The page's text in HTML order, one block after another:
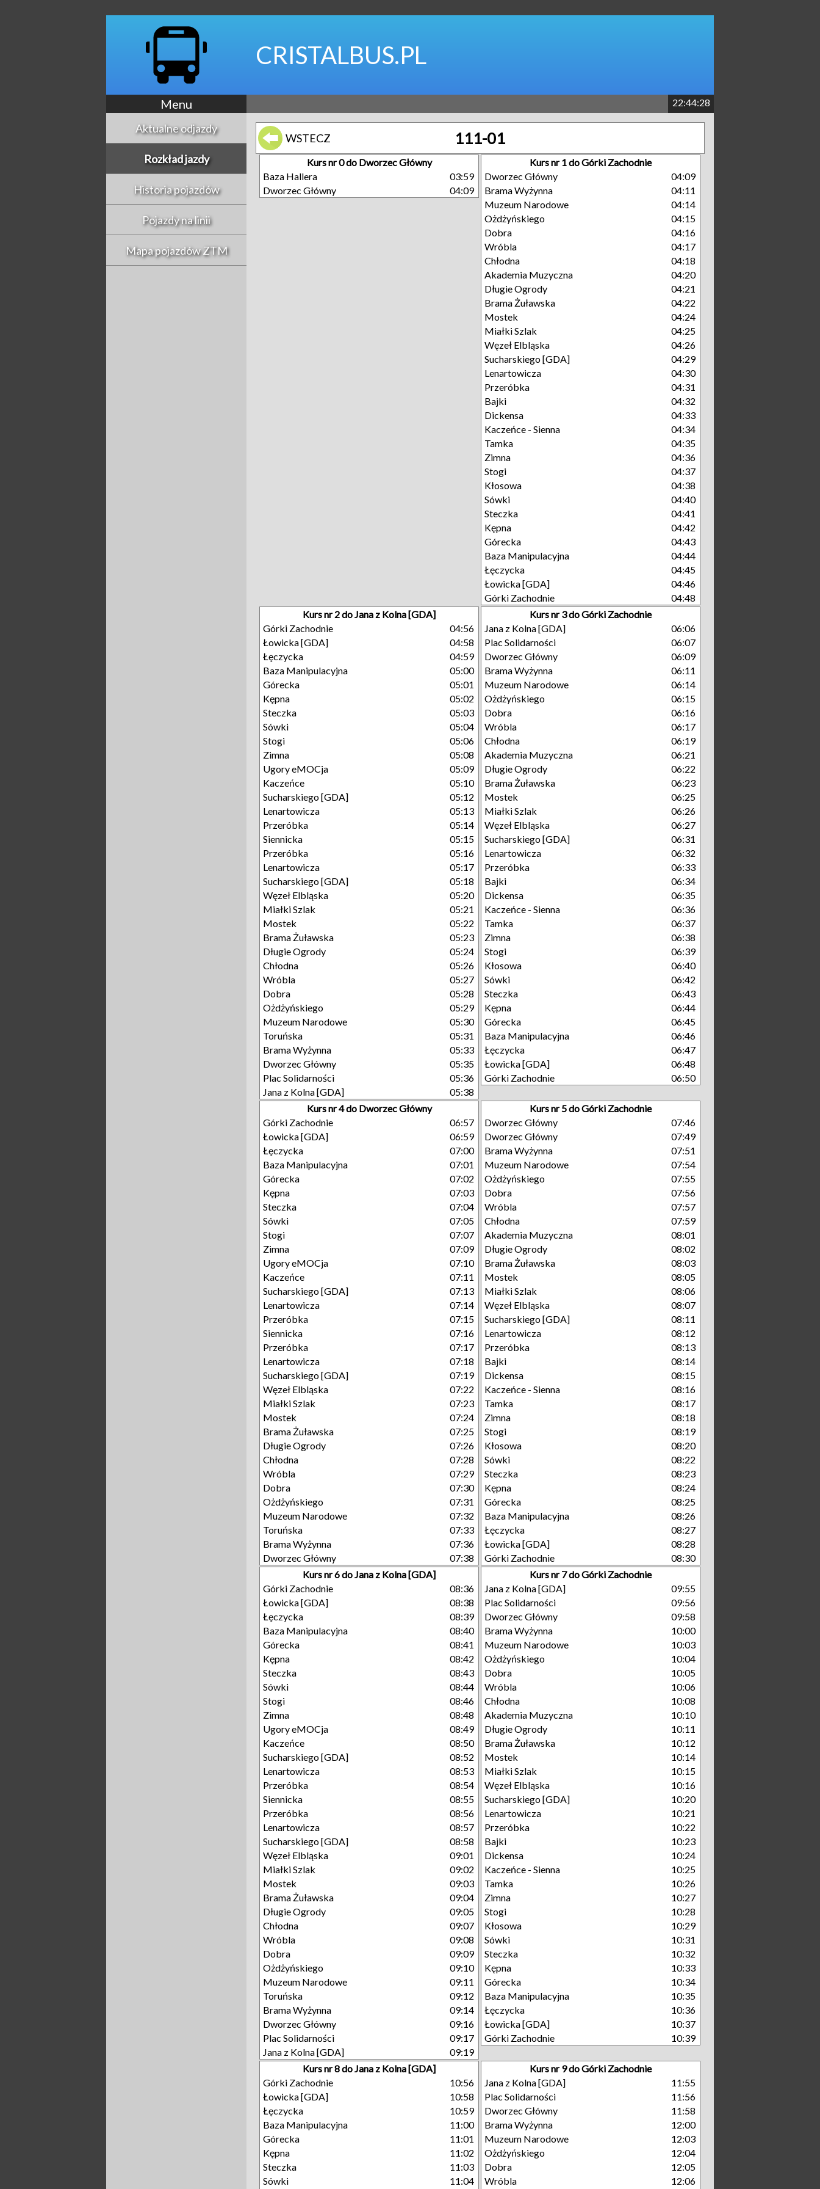
CRISTALBUS.PL
Menu 22:44:29
Aktualne odjazdy
Rozkład jazdy
Historia pojazdów
Pojazdy na linii
Mapa pojazdów ZTM
WSTECZ 111-01
Kurs nr 0 do Dworzec Główny
Baza Hallera
03:59
Dworzec Główny
04:09
Kurs nr 1 do Górki Zachodnie
Dworzec Główny
04:09
Brama Wyżynna
04:11
Muzeum Narodowe
04:14
Ożdżyńskiego
04:15
Dobra
04:16
Wróbla
04:17
Chłodna
04:18
Akademia Muzyczna
04:20
Długie Ogrody
04:21
Brama Żuławska
04:22
Mostek
04:24
Miałki Szlak
04:25
Węzeł Elbląska
04:26
Sucharskiego [GDA]
04:29
Lenartowicza
04:30
Przeróbka
04:31
Bajki
04:32
Dickensa
04:33
Kaczeńce - Sienna
04:34
Tamka
04:35
Zimna
04:36
Stogi
04:37
Kłosowa
04:38
Sówki
04:40
Steczka
04:41
Kępna
04:42
Górecka
04:43
Baza Manipulacyjna
04:44
Łęczycka
04:45
Łowicka [GDA]
04:46
Górki Zachodnie
04:48
Kurs nr 2 do Jana z Kolna [GDA]
Górki Zachodnie
04:56
Łowicka [GDA]
04:58
Łęczycka
04:59
Baza Manipulacyjna
05:00
Górecka
05:01
Kępna
05:02
Steczka
05:03
Sówki
05:04
Stogi
05:06
Zimna
05:08
Ugory eMOCja
05:09
Kaczeńce
05:10
Sucharskiego [GDA]
05:12
Lenartowicza
05:13
Przeróbka
05:14
Siennicka
05:15
Przeróbka
05:16
Lenartowicza
05:17
Sucharskiego [GDA]
05:18
Węzeł Elbląska
05:20
Miałki Szlak
05:21
Mostek
05:22
Brama Żuławska
05:23
Długie Ogrody
05:24
Chłodna
05:26
Wróbla
05:27
Dobra
05:28
Ożdżyńskiego
05:29
Muzeum Narodowe
05:30
Toruńska
05:31
Brama Wyżynna
05:33
Dworzec Główny
05:35
Plac Solidarności
05:36
Jana z Kolna [GDA]
05:38
Kurs nr 3 do Górki Zachodnie
Jana z Kolna [GDA]
06:06
Plac Solidarności
06:07
Dworzec Główny
06:09
Brama Wyżynna
06:11
Muzeum Narodowe
06:14
Ożdżyńskiego
06:15
Dobra
06:16
Wróbla
06:17
Chłodna
06:19
Akademia Muzyczna
06:21
Długie Ogrody
06:22
Brama Żuławska
06:23
Mostek
06:25
Miałki Szlak
06:26
Węzeł Elbląska
06:27
Sucharskiego [GDA]
06:31
Lenartowicza
06:32
Przeróbka
06:33
Bajki
06:34
Dickensa
06:35
Kaczeńce - Sienna
06:36
Tamka
06:37
Zimna
06:38
Stogi
06:39
Kłosowa
06:40
Sówki
06:42
Steczka
06:43
Kępna
06:44
Górecka
06:45
Baza Manipulacyjna
06:46
Łęczycka
06:47
Łowicka [GDA]
06:48
Górki Zachodnie
06:50
Kurs nr 4 do Dworzec Główny
Górki Zachodnie
06:57
Łowicka [GDA]
06:59
Łęczycka
07:00
Baza Manipulacyjna
07:01
Górecka
07:02
Kępna
07:03
Steczka
07:04
Sówki
07:05
Stogi
07:07
Zimna
07:09
Ugory eMOCja
07:10
Kaczeńce
07:11
Sucharskiego [GDA]
07:13
Lenartowicza
07:14
Przeróbka
07:15
Siennicka
07:16
Przeróbka
07:17
Lenartowicza
07:18
Sucharskiego [GDA]
07:19
Węzeł Elbląska
07:22
Miałki Szlak
07:23
Mostek
07:24
Brama Żuławska
07:25
Długie Ogrody
07:26
Chłodna
07:28
Wróbla
07:29
Dobra
07:30
Ożdżyńskiego
07:31
Muzeum Narodowe
07:32
Toruńska
07:33
Brama Wyżynna
07:36
Dworzec Główny
07:38
Kurs nr 5 do Górki Zachodnie
Dworzec Główny
07:46
Dworzec Główny
07:49
Brama Wyżynna
07:51
Muzeum Narodowe
07:54
Ożdżyńskiego
07:55
Dobra
07:56
Wróbla
07:57
Chłodna
07:59
Akademia Muzyczna
08:01
Długie Ogrody
08:02
Brama Żuławska
08:03
Mostek
08:05
Miałki Szlak
08:06
Węzeł Elbląska
08:07
Sucharskiego [GDA]
08:11
Lenartowicza
08:12
Przeróbka
08:13
Bajki
08:14
Dickensa
08:15
Kaczeńce - Sienna
08:16
Tamka
08:17
Zimna
08:18
Stogi
08:19
Kłosowa
08:20
Sówki
08:22
Steczka
08:23
Kępna
08:24
Górecka
08:25
Baza Manipulacyjna
08:26
Łęczycka
08:27
Łowicka [GDA]
08:28
Górki Zachodnie
08:30
Kurs nr 6 do Jana z Kolna [GDA]
Górki Zachodnie
08:36
Łowicka [GDA]
08:38
Łęczycka
08:39
Baza Manipulacyjna
08:40
Górecka
08:41
Kępna
08:42
Steczka
08:43
Sówki
08:44
Stogi
08:46
Zimna
08:48
Ugory eMOCja
08:49
Kaczeńce
08:50
Sucharskiego [GDA]
08:52
Lenartowicza
08:53
Przeróbka
08:54
Siennicka
08:55
Przeróbka
08:56
Lenartowicza
08:57
Sucharskiego [GDA]
08:58
Węzeł Elbląska
09:01
Miałki Szlak
09:02
Mostek
09:03
Brama Żuławska
09:04
Długie Ogrody
09:05
Chłodna
09:07
Wróbla
09:08
Dobra
09:09
Ożdżyńskiego
09:10
Muzeum Narodowe
09:11
Toruńska
09:12
Brama Wyżynna
09:14
Dworzec Główny
09:16
Plac Solidarności
09:17
Jana z Kolna [GDA]
09:19
Kurs nr 7 do Górki Zachodnie
Jana z Kolna [GDA]
09:55
Plac Solidarności
09:56
Dworzec Główny
09:58
Brama Wyżynna
10:00
Muzeum Narodowe
10:03
Ożdżyńskiego
10:04
Dobra
10:05
Wróbla
10:06
Chłodna
10:08
Akademia Muzyczna
10:10
Długie Ogrody
10:11
Brama Żuławska
10:12
Mostek
10:14
Miałki Szlak
10:15
Węzeł Elbląska
10:16
Sucharskiego [GDA]
10:20
Lenartowicza
10:21
Przeróbka
10:22
Bajki
10:23
Dickensa
10:24
Kaczeńce - Sienna
10:25
Tamka
10:26
Zimna
10:27
Stogi
10:28
Kłosowa
10:29
Sówki
10:31
Steczka
10:32
Kępna
10:33
Górecka
10:34
Baza Manipulacyjna
10:35
Łęczycka
10:36
Łowicka [GDA]
10:37
Górki Zachodnie
10:39
Kurs nr 8 do Jana z Kolna [GDA]
Górki Zachodnie
10:56
Łowicka [GDA]
10:58
Łęczycka
10:59
Baza Manipulacyjna
11:00
Górecka
11:01
Kępna
11:02
Steczka
11:03
Sówki
11:04
Kurs nr 9 do Górki Zachodnie
Jana z Kolna [GDA]
11:55
Plac Solidarności
11:56
Dworzec Główny
11:58
Brama Wyżynna
12:00
Muzeum Narodowe
12:03
Ożdżyńskiego
12:04
Dobra
12:05
Wróbla
12:06